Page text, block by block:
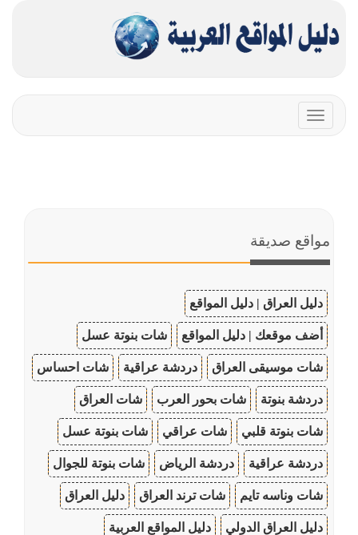
Toggle
navigation
مواقع صديقة
دليل العراق | دليل المواقع
أضف موقعك | دليل المواقع شات بنوتة عسل
شات موسيقى العراق دردشة عراقية شات احساس
دردشة بنوتة شات بحور العرب شات العراق
شات بنوتة قلبي شات عراقي شات بنوتة عسل
دردشة عراقية دردشة الرياض شات بنوتة للجوال
شات وناسه تايم شات ترند العراق دليل العراق
دليل العراق الدولي دليل المواقع العربية